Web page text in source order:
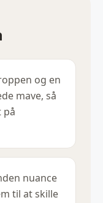
og en
mave, så
på
nuance
til at skille